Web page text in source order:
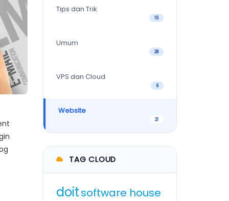
Tips dan Trik
15
Umum
28
VPS dan Cloud
6
Website
21
TAG CLOUD
doitsoftware house